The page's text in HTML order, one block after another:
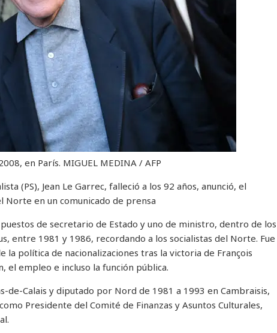
en París. MIGUEL MEDINA / AFP
(PS), Jean Le Garrec, falleció a los 92 años, anunció, el
en un comunicado de prensa
de secretario de Estado y uno de ministro, dentro de los
entre 1981 y 1986, recordando a los socialistas del Norte. Fue
la política de nacionalizaciones tras la victoria de François
empleo e incluso la función pública.
de-Calais y diputado por Nord de 1981 a 1993 en Cambraisis,
Presidente del Comité de Finanzas y Asuntos Culturales,